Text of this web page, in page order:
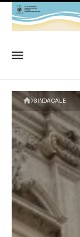
SINDACALE